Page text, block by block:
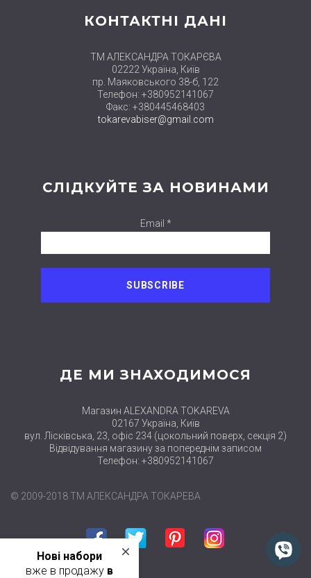
КОНТАКТНІ ДАНІ
ТМ АЛЕКСАНДРА ТОКАРЄВА
02222 Україна, Київ
пр. Маяковського 38-б, 122
Телефон: +380952141067
Факс: +380445468403
tokarevabiser@gmail.com
СЛІДКУЙТЕ ЗА НОВИНАМИ
Email *
ДЕ МИ ЗНАХОДИМОСЯ
Магазин ALEXANDRA TOKAREVA
02167 Україна, Київ
вул. Лісківська, 23, офіс 234 (цокольний поверх, секція 2)
Відвідування магазину за попереднім записом
Телефон: +380952141067
© 2009-2018 ТМ АЛЕКСАНДРА ТОКАРЕВА
Facebook Twitter Pinterest Instagram
вже в продажу